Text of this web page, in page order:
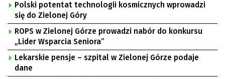
Polski potentat technologii kosmicznych wprowadzi
się do Zielonej Góry
ROPS w Zielonej Górze prowadzi nabór do konkursu
„Lider Wsparcia Seniora”
Lekarskie pensje – szpital w Zielonej Górze podaje
dane